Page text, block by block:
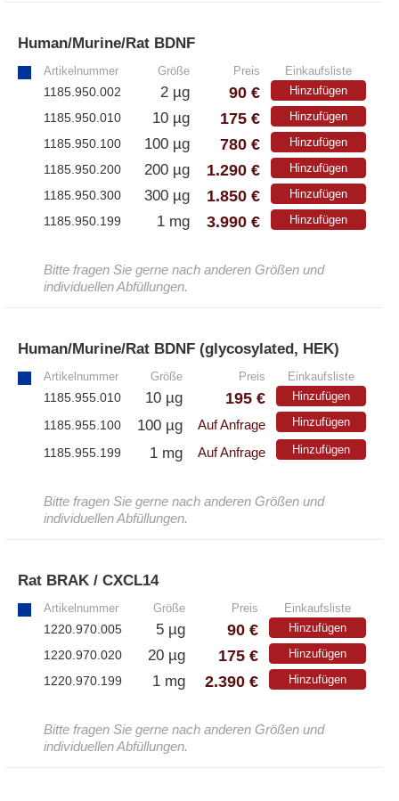
Human/Murine/Rat BDNF
Artikelnummer Größe Preis Einkaufsliste
1185.950.002 2 µg 90 € Hinzufügen
1185.950.010 10 µg 175 € Hinzufügen
1185.950.100 100 µg 780 € Hinzufügen
1185.950.200 200 µg 1.290 € Hinzufügen
1185.950.300 300 µg 1.850 € Hinzufügen
1185.950.199 1 mg 3.990 € Hinzufügen
Bitte fragen Sie gerne nach anderen Größen und
individuellen Abfüllungen.
Human/Murine/Rat BDNF (glycosylated, HEK)
Artikelnummer Größe Preis Einkaufsliste
1185.955.010 10 µg 195 € Hinzufügen
1185.955.100 100 µg Auf Anfrage Hinzufügen
1185.955.199 1 mg Auf Anfrage Hinzufügen
Bitte fragen Sie gerne nach anderen Größen und
individuellen Abfüllungen.
Rat BRAK / CXCL14
Artikelnummer Größe Preis Einkaufsliste
1220.970.005 5 µg 90 € Hinzufügen
1220.970.020 20 µg 175 € Hinzufügen
1220.970.199 1 mg 2.390 € Hinzufügen
Bitte fragen Sie gerne nach anderen Größen und
individuellen Abfüllungen.